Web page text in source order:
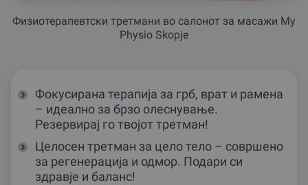
Физиотерапевтски третмани во салонот за масажи My
Physio Skopje
Фокусирана терапија за грб, врат и рамена
– идеално за брзо олеснување.
Резервирај го твојот третман!
Целосен третман за цело тело – совршено
за регенерација и одмор. Подари си
здравје и баланс!